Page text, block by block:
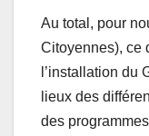
Au total, pour
Citoyennes), ce
l’installation du
lieux des
des